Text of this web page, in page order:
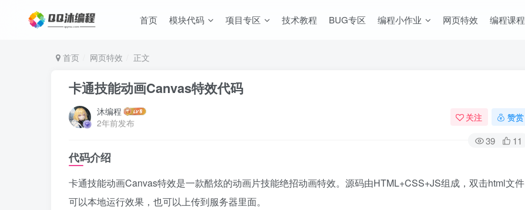
首页 模块代码 项目专区 技术教程 BUG专区 编程小作业 网页特效 编程课程
首页 网页特效 正文
卡通技能动画Canvas特效代码
沐编程
2年前发布
关注 赞赏
39 11
代码介绍
卡通技能动画Canvas特效是一款酷炫的动画片技能绝招动画特效。源码由HTML+CSS+JS组成，双击html文件
可以本地运行效果，也可以上传到服务器里面。